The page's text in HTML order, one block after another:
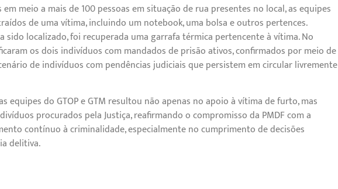
meio a mais de 100 pessoas em situação de rua presentes no local, as equipes
de uma vítima, incluindo um notebook, uma bolsa e outros pertences.
localizado, foi recuperada uma garrafa térmica pertencente à vítima. No
os dois indivíduos com mandados de prisão ativos, confirmados por meio de
de indivíduos com pendências judiciais que persistem em circular livremente
equipes do GTOP e GTM resultou não apenas no apoio à vítima de furto, mas
procurados pela Justiça, reafirmando o compromisso da PMDF com a
contínuo à criminalidade, especialmente no cumprimento de decisões
delitiva.